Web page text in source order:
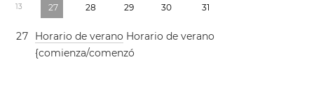
13 27 28 29 30 31
27 Horario de verano Horario de verano
{comienza/comenzó